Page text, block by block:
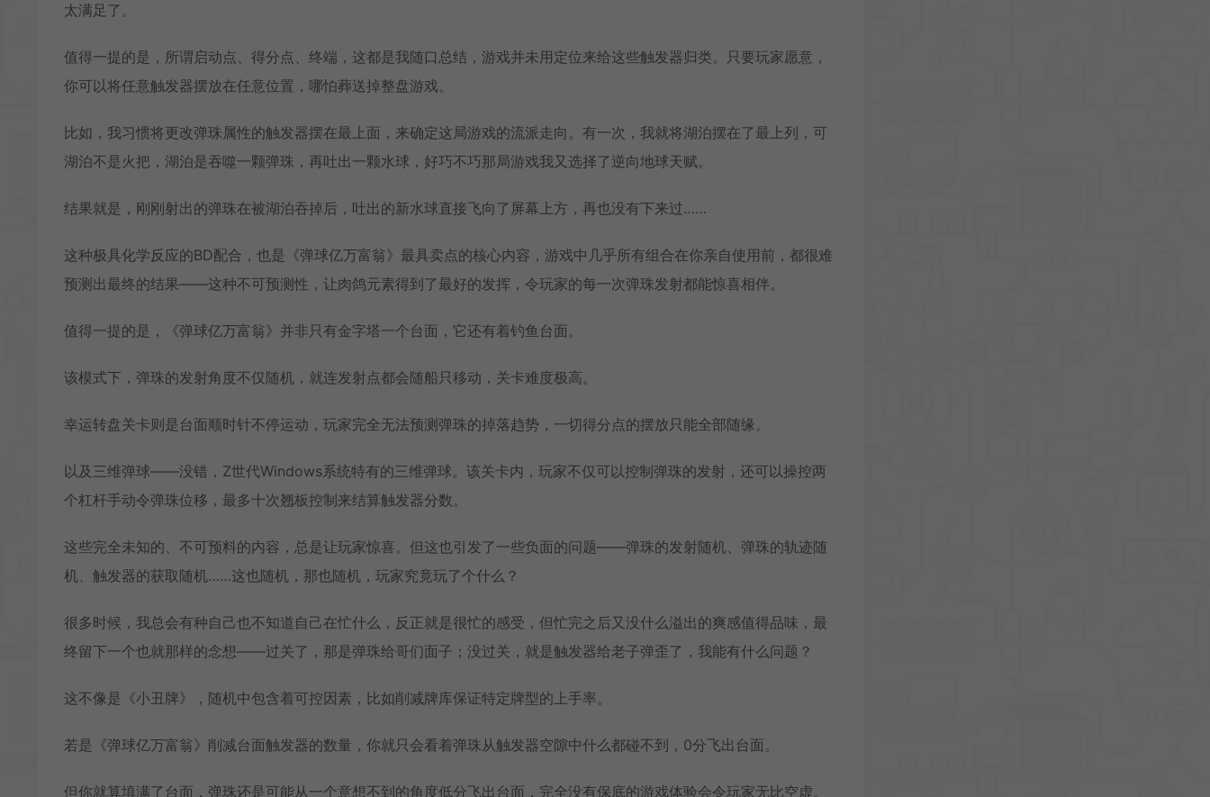
太满足了。
值得一提的是，所谓启动点、得分点、终端，这都是我随口总结，游戏并未用定位来给这些触发器归类。只要玩家愿意，
你可以将任意触发器摆放在任意位置，哪怕葬送掉整盘游戏。
比如，我习惯将更改弹珠属性的触发器摆在最上面，来确定这局游戏的流派走向。有一次，我就将湖泊摆在了最上列，可
湖泊不是火把，湖泊是吞噬一颗弹珠，再吐出一颗水球，好巧不巧那局游戏我又选择了逆向地球天赋。
结果就是，刚刚射出的弹珠在被湖泊吞掉后，吐出的新水球直接飞向了屏幕上方，再也没有下来过……
这种极具化学反应的BD配合，也是《弹球亿万富翁》最具卖点的核心内容，游戏中几乎所有组合在你亲自使用前，都很难
预测出最终的结果——这种不可预测性，让肉鸽元素得到了最好的发挥，令玩家的每一次弹珠发射都能惊喜相伴。
值得一提的是，《弹球亿万富翁》并非只有金字塔一个台面，它还有着钓鱼台面。
该模式下，弹珠的发射角度不仅随机，就连发射点都会随船只移动，关卡难度极高。
幸运转盘关卡则是台面顺时针不停运动，玩家完全无法预测弹珠的掉落趋势，一切得分点的摆放只能全部随缘。
以及三维弹球——没错，Z世代Windows系统特有的三维弹球。该关卡内，玩家不仅可以控制弹珠的发射，还可以操控两
个杠杆手动令弹珠位移，最多十次翘板控制来结算触发器分数。
这些完全未知的、不可预料的内容，总是让玩家惊喜。但这也引发了一些负面的问题——弹珠的发射随机、弹珠的轨迹随
机、触发器的获取随机……这也随机，那也随机，玩家究竟玩了个什么？
很多时候，我总会有种自己也不知道自己在忙什么，反正就是很忙的感受，但忙完之后又没什么溢出的爽感值得品味，最
终留下一个也就那样的念想——过关了，那是弹珠给哥们面子；没过关，就是触发器给老子弹歪了，我能有什么问题？
这不像是《小丑牌》，随机中包含着可控因素，比如削减牌库保证特定牌型的上手率。
若是《弹球亿万富翁》削减台面触发器的数量，你就只会看着弹珠从触发器空隙中什么都碰不到，0分飞出台面。
但你就算填满了台面，弹珠还是可能从一个意想不到的角度低分飞出台面，完全没有保底的游戏体验会令玩家无比空虚。